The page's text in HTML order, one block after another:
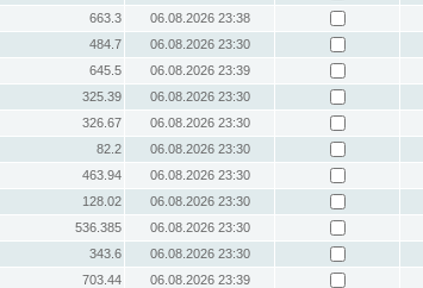
663.3
06.08.2026 23:38
484.7
06.08.2026 23:30
645.5
06.08.2026 23:39
325.39
06.08.2026 23:30
326.67
06.08.2026 23:30
82.2
06.08.2026 23:30
463.94
06.08.2026 23:30
128.02
06.08.2026 23:30
536.385
06.08.2026 23:30
343.6
06.08.2026 23:30
703.44
06.08.2026 23:39